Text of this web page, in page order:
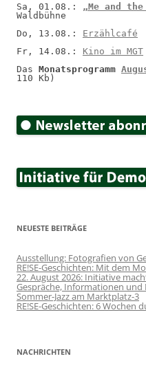
Sa, 01.08.: „Me and
Waldbühne
Do, 13.08.: Erzählcafé
Fr, 14.08.: Kino im MGT
Das Monatsprogramm
110 Kb)
NEUESTE BEITRÄGE
Ausstellung: Fotografien von
RE!SE-Geschichten: Mit dem
22. August 2026: Initiative
Gespräche, Informationen
Sommer-Jazz am Marktplatz-3
RE!SE-Geschichten: 6 Wochen
NACHRICHTEN